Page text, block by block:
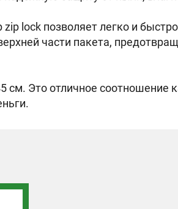
lock позволяет легко и
части пакета,
Это отличное соотношение